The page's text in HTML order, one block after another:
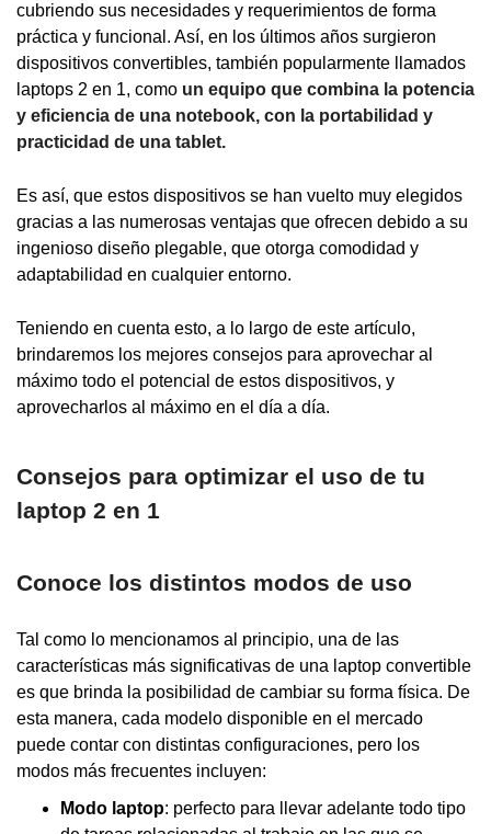
cubriendo sus necesidades y requerimientos de forma
práctica y funcional. Así, en los últimos años surgieron
dispositivos convertibles, también popularmente llamados
laptops 2 en 1, como un equipo que combina la potencia
y eficiencia de una notebook, con la portabilidad y
practicidad de una tablet.
Es así, que estos dispositivos se han vuelto muy elegidos
gracias a las numerosas ventajas que ofrecen debido a su
ingenioso diseño plegable, que otorga comodidad y
adaptabilidad en cualquier entorno.
Teniendo en cuenta esto, a lo largo de este artículo,
brindaremos los mejores consejos para aprovechar al
máximo todo el potencial de estos dispositivos, y
aprovecharlos al máximo en el día a día.
Consejos para optimizar el uso de tu
laptop 2 en 1
Conoce los distintos modos de uso
Tal como lo mencionamos al principio, una de las
características más significativas de una laptop convertible
es que brinda la posibilidad de cambiar su forma física. De
esta manera, cada modelo disponible en el mercado
puede contar con distintas configuraciones, pero los
modos más frecuentes incluyen:
Modo laptop: perfecto para llevar adelante todo tipo